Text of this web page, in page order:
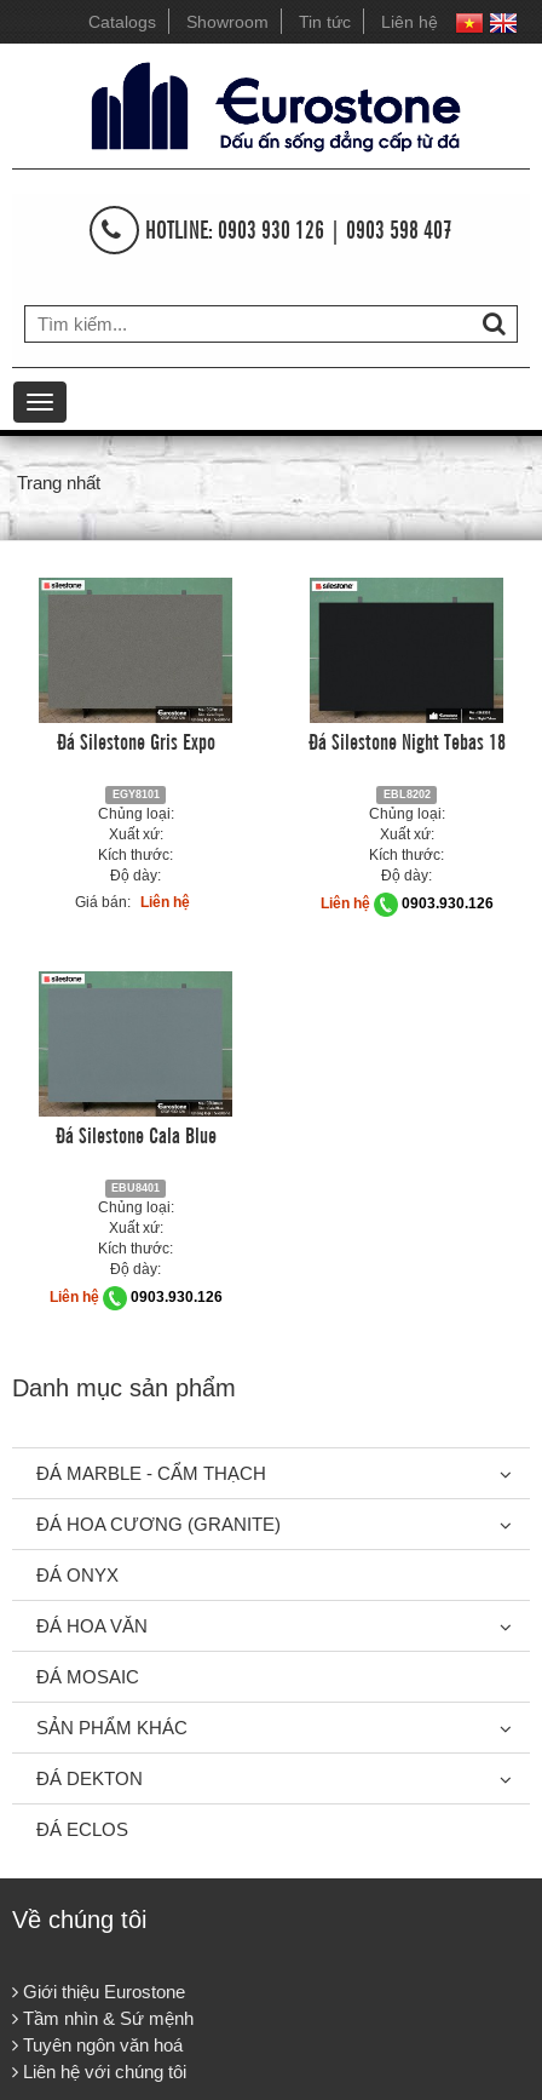
Catalogs Showroom Tin tức Liên hệ
HOTLINE: 0903 930 126 | 0903 598 407
Toggle
navigation
Trang nhất
Đá Silestone Gris Expo
EGY8101
Chủng loại:
Xuất xứ:
Kích thước:
Độ dày:
Giá bán:
Liên hệ
Đá Silestone Night Tebas 18
EBL8202
Chủng loại:
Xuất xứ:
Kích thước:
Độ dày:
Liên hệ
0903.930.126
Đá Silestone Cala Blue
EBU8401
Chủng loại:
Xuất xứ:
Kích thước:
Độ dày:
Liên hệ
0903.930.126
Danh mục sản phẩm
ĐÁ MARBLE - CẨM THẠCH
ĐÁ HOA CƯƠNG (GRANITE)
ĐÁ ONYX
ĐÁ HOA VĂN
ĐÁ MOSAIC
SẢN PHẨM KHÁC
ĐÁ DEKTON
ĐÁ ECLOS
Về chúng tôi
Giới thiệu Eurostone
Tầm nhìn & Sứ mệnh
Tuyên ngôn văn hoá
Liên hệ với chúng tôi